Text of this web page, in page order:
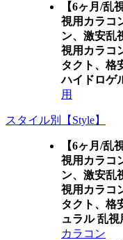
【6ヶ月/乱
視用カラコ
ン、激安乱
視用カラコ
タクト、格
ハイドロゲ
用
スタイル別【Style】
【6ヶ月/乱
視用カラコ
ン、激安乱
視用カラコ
タクト、格
ュラル 乱
カラコン